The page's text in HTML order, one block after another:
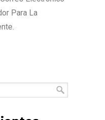
Para La